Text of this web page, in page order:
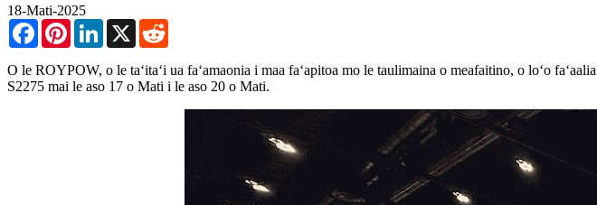
18-Mati-2025
FacebookPinterestLinkedIn
X
O le ROYPOW, o le taʻitaʻi ua faʻamaonia i maa faʻapitoa mo le taulimaina o meafaitino, o loʻo
S2275 mai le aso 17 o Mati i le aso 20 o Mati.